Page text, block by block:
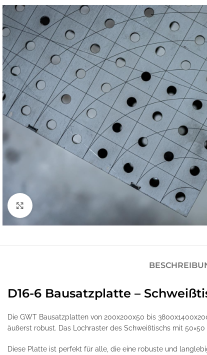
D16-6 Bausatzplatte –
Die GWT Bausatzplatten von 200x200x50 bis
äußerst robust. Das Lochraster des Schweißtischs mit
Diese Platte ist perfekt für alle, die eine robuste und